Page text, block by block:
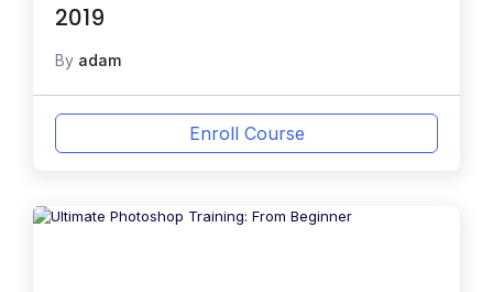
2019
By adam
Enroll Course